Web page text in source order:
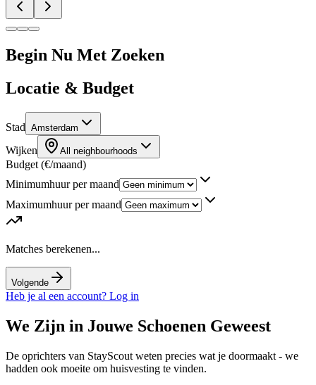
Begin Nu Met Zoeken
Locatie & Budget
Stad Amsterdam
Wijken All neighbourhoods
Budget (€/maand)
Minimumhuur per maand
Maximumhuur per maand
Matches berekenen...
Volgende
Heb je al een account? Log in
We Zijn in Jouwe Schoenen Geweest
De oprichters van StayScout weten precies wat je doormaakt - we
hadden ook moeite om huisvesting te vinden.